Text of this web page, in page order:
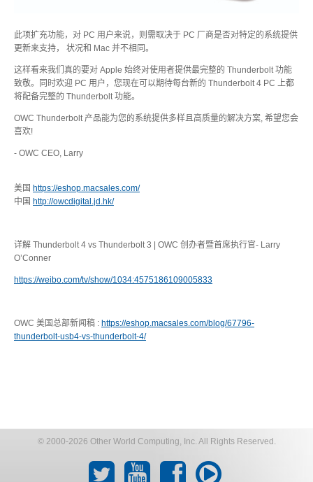
此项扩充功能，对 PC 用户来说，则需取决于 PC 厂商是否对特定的系统提供
更新来支持， 状况和 Mac 并不相同。
这样看来我们真的要对 Apple 始终对使用者提供最完整的 Thunderbolt 功能
致敬。同时欢迎 PC 用户，您现在可以期待每台新的 Thunderbolt 4 PC 上都
将配备完整的 Thunderbolt 功能。
OWC Thunderbolt 产品能为您的系统提供多样且高质量的解决方案, 希望您会
喜欢!
- OWC CEO, Larry
美国 https://eshop.macsales.com/
中国 http://owcdigital.jd.hk/
详解 Thunderbolt 4 vs Thunderbolt 3 | OWC 创办者暨首席执行官- Larry
O’Conner
https://weibo.com/tv/show/1034:4575186109005833
OWC 美国总部新闻稿 : https://eshop.macsales.com/blog/67796-
thunderbolt-usb4-vs-thunderbolt-4/
© 2000-2026 Other World Computing, Inc. All Rights Reserved.